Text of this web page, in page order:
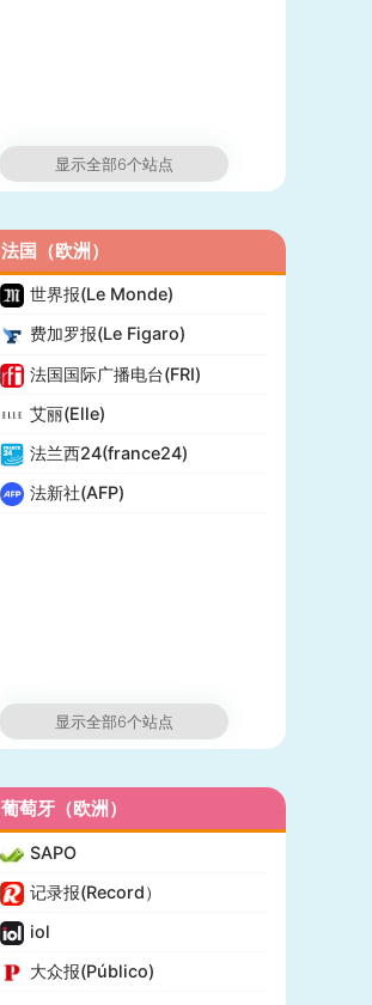
显示全部6个站点
法国（欧洲）
世界报(Le Monde)
费加罗报(Le Figaro)
法国国际广播电台(FRI)
艾丽(Elle)
法兰西24(france24)
法新社(AFP)
显示全部6个站点
葡萄牙（欧洲）
SAPO
记录报(Record）
iol
大众报(Público)